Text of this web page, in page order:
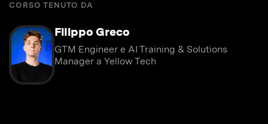
CORSO TENUTO DA
Filippo Greco
GTM Engineer e AI Training & Solutions
Manager a Yellow Tech